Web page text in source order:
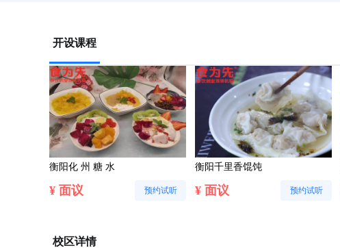
开设课程
衡阳化 州 糖 水
¥ 面议 预约试听
衡阳千里香馄饨
¥ 面议 预约试听
校区详情